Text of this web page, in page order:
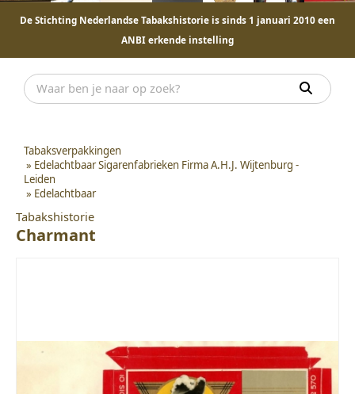
De Stichting Nederlandse Tabakshistorie is sinds 1 januari 2010 een
ANBI erkende instelling
Tabaksverpakkingen
» Edelachtbaar Sigarenfabrieken Firma A.H.J. Wijtenburg -
Leiden
» Edelachtbaar
Tabakshistorie
Charmant